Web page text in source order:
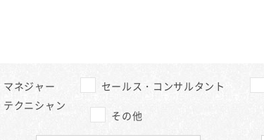
マネジャー セールス・コンサルタント
テクニシャン
その他